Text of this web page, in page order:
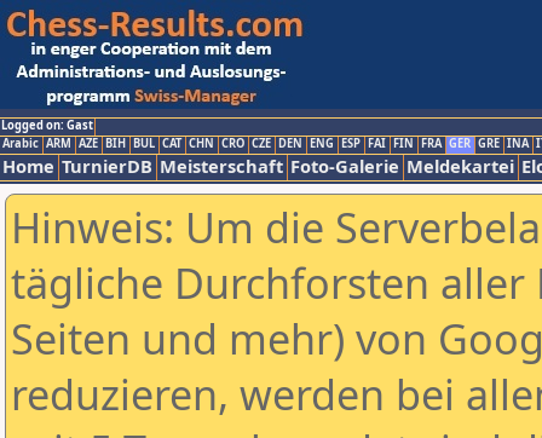
Logged on: Gast
Arabic ARM AZE BIH BUL CAT CHN CRO CZE DEN ENG ESP FAI FIN FRA GER GRE INA
Home TurnierDB Meisterschaft Foto-Galerie Meldekartei
Hinweis: Um die
tägliche Durchforsten aller
Seiten und mehr) von
reduzieren, werden bei